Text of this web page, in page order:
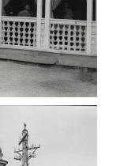
1947
(1945-